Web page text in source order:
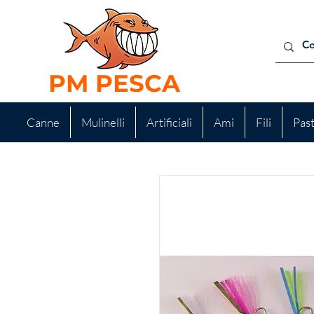
PM PESCA
Canne Mulinelli Artificiali Ami Fili